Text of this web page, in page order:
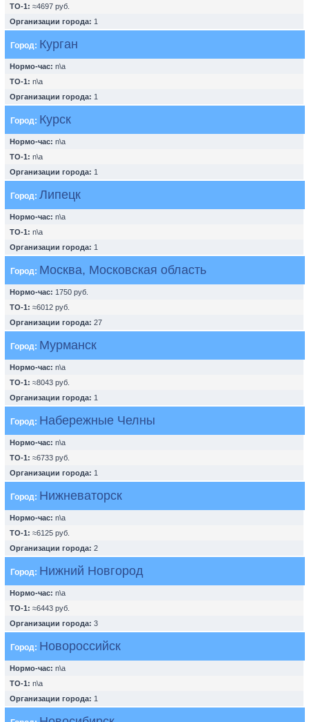
ТО-1: ≈4697 руб.
Организации города: 1
Город: Курган
Нормо-час: n\a
ТО-1: n\a
Организации города: 1
Город: Курск
Нормо-час: n\a
ТО-1: n\a
Организации города: 1
Город: Липецк
Нормо-час: n\a
ТО-1: n\a
Организации города: 1
Город: Москва, Московская область
Нормо-час: 1750 руб.
ТО-1: ≈6012 руб.
Организации города: 27
Город: Мурманск
Нормо-час: n\a
ТО-1: ≈8043 руб.
Организации города: 1
Город: Набережные Челны
Нормо-час: n\a
ТО-1: ≈6733 руб.
Организации города: 1
Город: Нижневаторск
Нормо-час: n\a
ТО-1: ≈6125 руб.
Организации города: 2
Город: Нижний Новгород
Нормо-час: n\a
ТО-1: ≈6443 руб.
Организации города: 3
Город: Новороссийск
Нормо-час: n\a
ТО-1: n\a
Организации города: 1